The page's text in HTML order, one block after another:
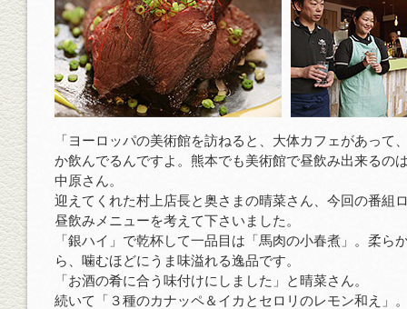
「ヨーロッパの美術館を訪ねると、大体カフェがあって
か飲んでるんですよ。熊本でも美術館で昼飲み出来るの
中原さん。
迎えてくれた村上店長と奥さまの晴菜さん、今回の番組
昼飲みメニューを考えて下さいました。
「銀ハイ」で乾杯して一品目は「馬肉の小春煮」。柔ら
ら、噛むほどにうま味溢れる逸品です。
「お酒の肴に合う味付けにしました」と晴菜さん。
続いて「３種のカナッペ＆イカとセロリのレモン和え」